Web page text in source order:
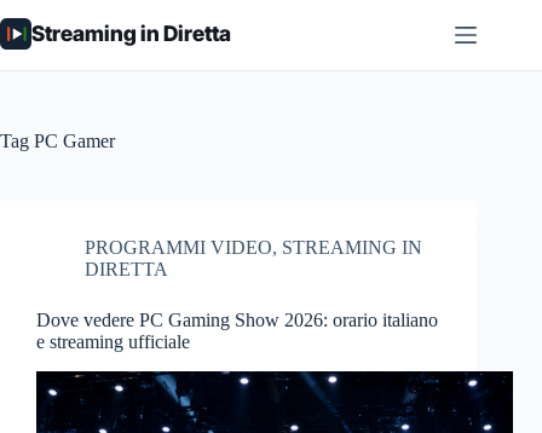
al
contenuto
Streaming in Diretta
Tag PC Gamer
PROGRAMMI VIDEO, STREAMING IN
DIRETTA
Dove vedere PC Gaming Show 2026: orario italiano
e streaming ufficiale